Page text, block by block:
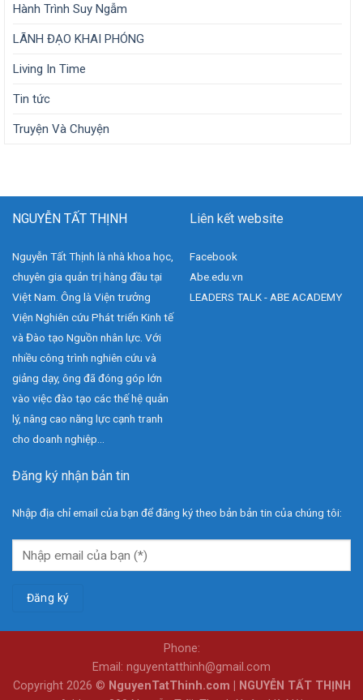
Hành Trình Suy Ngẫm
LÃNH ĐẠO KHAI PHÓNG
Living In Time
Tin tức
Truyện Và Chuyện
NGUYỄN TẤT THỊNH
Nguyễn Tất Thịnh là nhà khoa học,
chuyên gia quản trị hàng đầu tại
Việt Nam. Ông là Viện trưởng
Viện Nghiên cứu Phát triển Kinh tế
và Đào tạo Nguồn nhân lực. Với
nhiều công trình nghiên cứu và
giảng dạy, ông đã đóng góp lớn
vào việc đào tạo các thế hệ quản
lý, nâng cao năng lực cạnh tranh
cho doanh nghiệp...
Liên kết website
Facebook
Abe.edu.vn
LEADERS TALK - ABE ACADEMY
Đăng ký nhận bản tin
Nhập địa chỉ email của bạn để đăng ký theo bản bản tin của chúng tôi:
Phone:
Email: nguyentatthinh@gmail.com
Copyright 2026 © NguyenTatThinh.com | NGUYỄN TẤT THỊNH